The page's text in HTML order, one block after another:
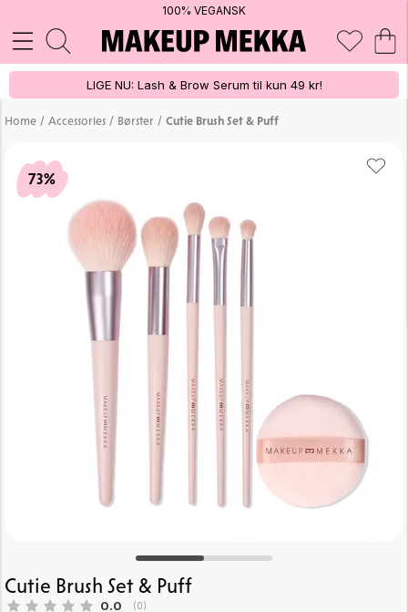
100% VEGANSK
LIGE NU: Lash & Brow Serum til kun 49 kr!
Home / Accessories / Børster / Cutie Brush Set & Puff
73%
Cutie Brush Set & Puff
Gennemsnitlig vurdering:
0.0 (stemmer:
0)